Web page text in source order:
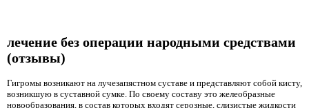
лечение без операции народными средствами
(отзывы)
Гигромы возникают на лучезапястном суставе и представляют собой кисту,
возникшую в суставной сумке. По своему составу это желеобразные
новообразования, в состав которых входят серозные, слизистые жидкости